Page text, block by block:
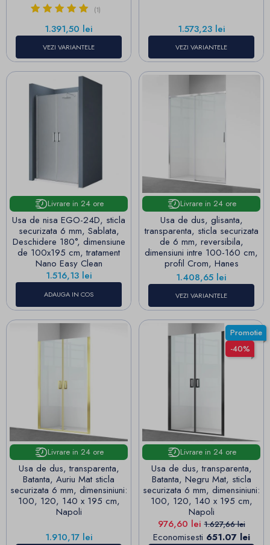
(1)
Pret
1.391,50 lei
VEZI VARIANTELE
Pret
1.573,23 lei
VEZI VARIANTELE
Livrare in 24 ore
Usa de nisa EGO-24D, sticla
securizata 6 mm, Sablata,
Deschidere 180°, dimensiune
de 100x195 cm, tratament
Nano Easy Clean
Pret
1.516,13 lei
ADAUGA IN COS
Livrare in 24 ore
Usa de dus, glisanta,
transparenta, sticla securizata
de 6 mm, reversibila,
dimensiuni intre 100-160 cm,
profil Crom, Hanes
Pret
1.408,65 lei
VEZI VARIANTELE
Livrare in 24 ore
Usa de dus, transparenta,
Batanta, Auriu Mat sticla
securizata 6 mm, dimensiniuni:
100, 120, 140 x 195 cm,
Napoli
Pret
1.910,17 lei
Promotie
-40%
Livrare in 24 ore
Usa de dus, transparenta,
Batanta, Negru Mat, sticla
securizata 6 mm, dimensiniuni:
100, 120, 140 x 195 cm,
Napoli
Pret
976,60 leiPret de baza
1.627,66 lei
Economisesti 651.07 lei